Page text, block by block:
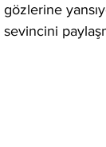
gözlerine
sevincini